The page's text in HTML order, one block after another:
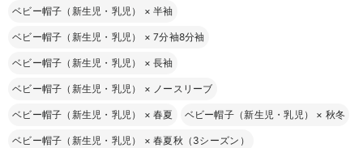
ベビー帽子（新生児・乳児） ×半袖
ベビー帽子（新生児・乳児） ×7分袖8分袖
ベビー帽子（新生児・乳児） ×長袖
ベビー帽子（新生児・乳児） × ノースリーブ
ベビー帽子（新生児・乳児） ×春夏 ベビー帽子（新生児・乳児） × 秋冬
ベビー帽子（新生児・乳児） ×春夏秋（3シーズン）